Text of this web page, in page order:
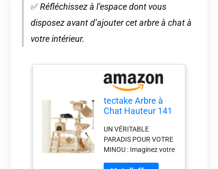
✅Réfléchissez à l’espace dont vous
disposez avant d’ajouter cet arbre à chat à
votre intérieur.
tectake Arbre à
Chat Hauteur 141
Chat Interieur
Jeux
Appartement avec
Grattoir Rampe
UN VÉRITABLE
PARADIS POUR VOTRE
MINOU : Imaginez votre